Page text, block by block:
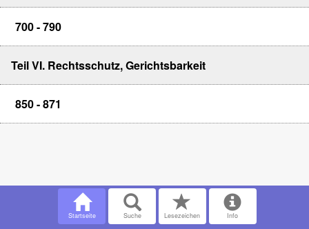
700 - 790
Teil VI. Rechtsschutz, Gerichtsbarkeit
850 - 871
Startseite Suche Lesezeichen Info